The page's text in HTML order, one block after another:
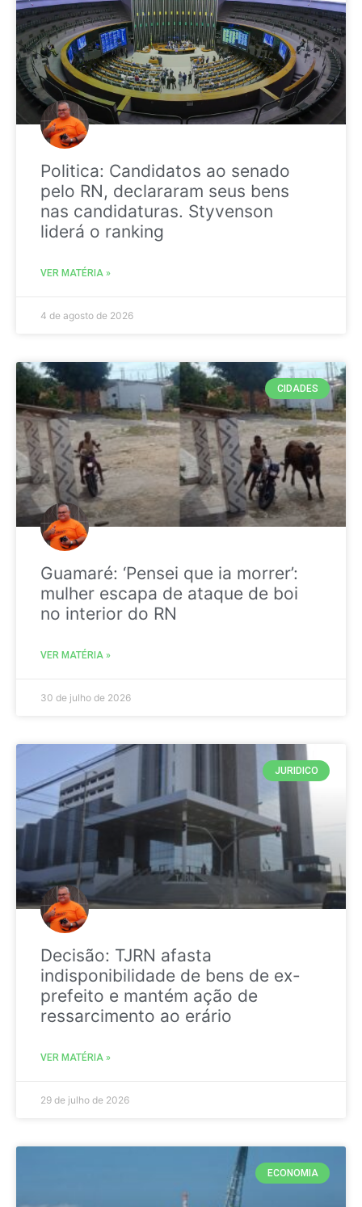
Politica: Candidatos ao senado
pelo RN, declararam seus bens
nas candidaturas. Styvenson
liderá o ranking
VER MATÉRIA »
4 de agosto de 2026
CIDADES
Guamaré: ‘Pensei que ia morrer’:
mulher escapa de ataque de boi
no interior do RN
VER MATÉRIA »
30 de julho de 2026
JURIDICO
Decisão: TJRN afasta
indisponibilidade de bens de ex-
prefeito e mantém ação de
ressarcimento ao erário
VER MATÉRIA »
29 de julho de 2026
ECONOMIA